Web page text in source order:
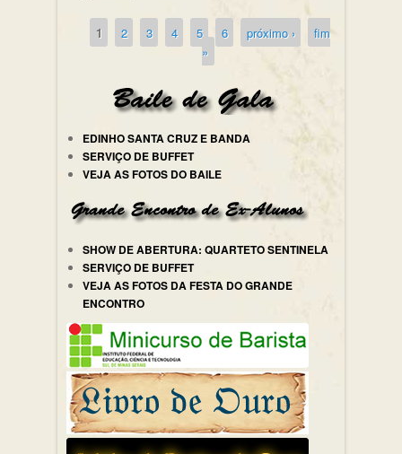
Páginas
1 2 3 4 5 6 próximo ›
fim
»
EDINHO SANTA CRUZ E BANDA
SERVIÇO DE BUFFET
VEJA AS FOTOS DO BAILE
SHOW DE ABERTURA: QUARTETO SENTINELA
SERVIÇO DE BUFFET
VEJA AS FOTOS DA FESTA DO GRANDE
ENCONTRO